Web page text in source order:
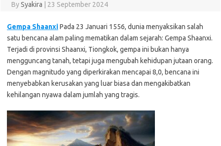
BySyakira 23 September 2024
Gempa ShaanxiPada 23 Januari 1556, dunia menyaksikan salah
satu bencana alam paling mematikan dalam sejarah: Gempa Shaanxi.
Terjadi di provinsi Shaanxi, Tiongkok, gempa ini bukan hanya
mengguncang tanah, tetapi juga mengubah kehidupan jutaan orang.
Dengan magnitudo yang diperkirakan mencapai 8,0, bencana ini
menyebabkan kerusakan yang luar biasa dan mengakibatkan
kehilangan nyawa dalam jumlah yang tragis.